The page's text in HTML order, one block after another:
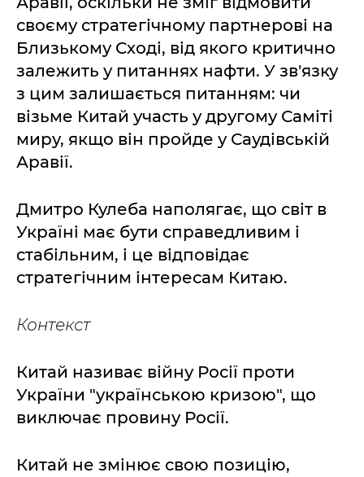
своєму стратегічному партнерові на
Близькому Сході, від якого критично
залежить у питаннях нафти. У зв'язку
з цим залишається питанням: чи
візьме Китай участь у другому Саміті
миру, якщо він пройде у Саудівській
Аравії.
Дмитро Кулеба наполягає, що світ в
Україні має бути справедливим і
стабільним, і це відповідає
стратегічним інтересам Китаю.
Контекст
Китай називає війну Росії проти
України "українською кризою", що
виключає провину Росії.
Китай не змінює свою позицію,